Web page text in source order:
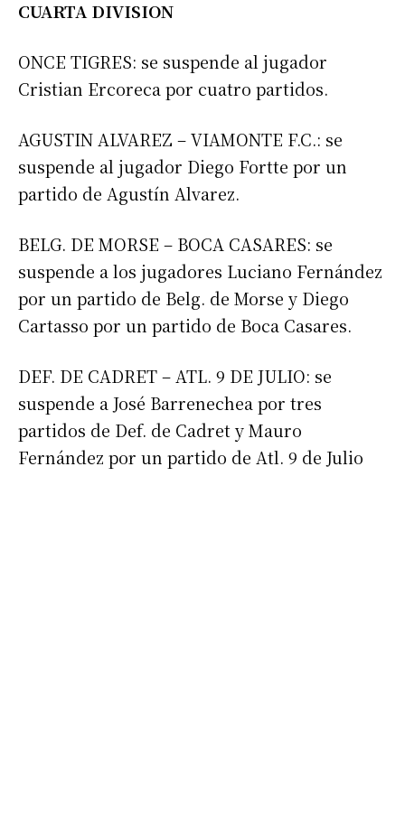
Suscribirme gratis
Apellidos
Número de teléfono
CUARTA DIVISION
ONCE TIGRES: se suspende al jugador
Cristian Ercoreca por cuatro partidos.
AGUSTIN ALVAREZ – VIAMONTE F.C.: se
suspende al jugador Diego Fortte por un
partido de Agustín Alvarez.
BELG. DE MORSE – BOCA CASARES: se
suspende a los jugadores Luciano Fernández
por un partido de Belg. de Morse y Diego
Cartasso por un partido de Boca Casares.
DEF. DE CADRET – ATL. 9 DE JULIO: se
suspende a José Barrenechea por tres
partidos de Def. de Cadret y Mauro
Fernández por un partido de Atl. 9 de Julio